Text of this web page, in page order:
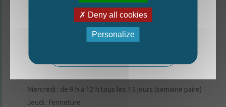
6 rue de la Harderie, 49220 Thorigné d’Anjou
02 41 95 32 15
Mercredi : de 9 h à 12 h tous les 15 jours (semaine paire)
Jeudi : fermeture
La nouvelle édition du Mag est arrivée!
Deny all cookies
Personalize